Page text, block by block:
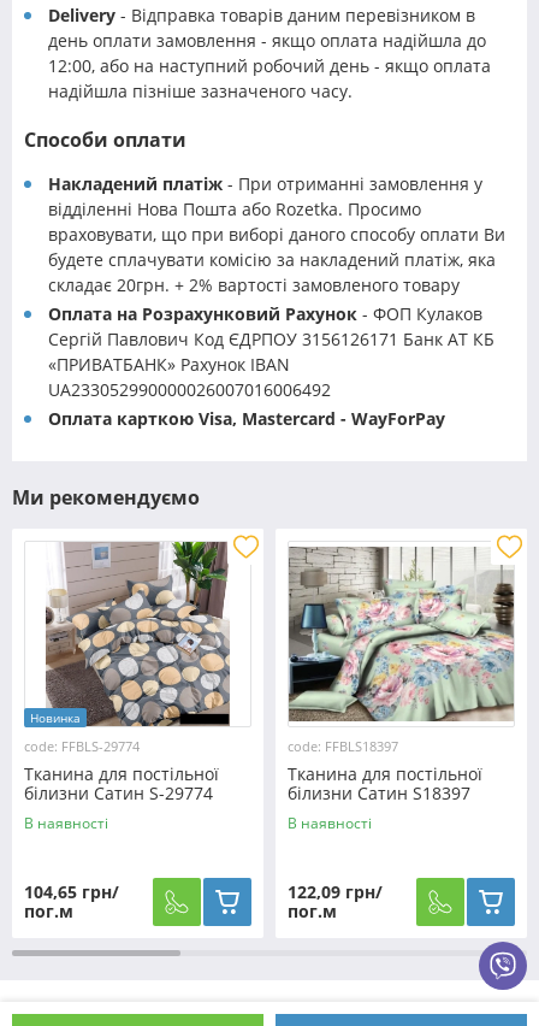
Delivery - Відправка товарів даним перевізником в
день оплати замовлення - якщо оплата надійшла до
12:00, або на наступний робочий день - якщо оплата
надійшла пізніше зазначеного часу.
Способи оплати
Накладений платіж - При отриманні замовлення у
відділенні Нова Пошта або Rozetka. Просимо
враховувати, що при виборі даного способу оплати Ви
будете сплачувати комісію за накладений платіж, яка
складає 20грн. + 2% вартості замовленого товару
Оплата на Розрахунковий Рахунок - ФОП Кулаков
Сергій Павлович Код ЄДРПОУ 3156126171 Банк АТ КБ
«ПРИВАТБАНК» Рахунок IBAN
UA233052990000026007016006492
Оплата карткою Visa, Mastercard - WayForPay
Ми рекомендуємо
Новинка
code: FFBLS-29774
Тканина для постільної
білизни Сатин S-29774
(60м)
В наявності
104,65 грн/
пог.м
code: FFBLS18397
Тканина для постільної
білизни Сатин S18397
(50м)
В наявності
122,09 грн/
пог.м
Як оформити замовлення?